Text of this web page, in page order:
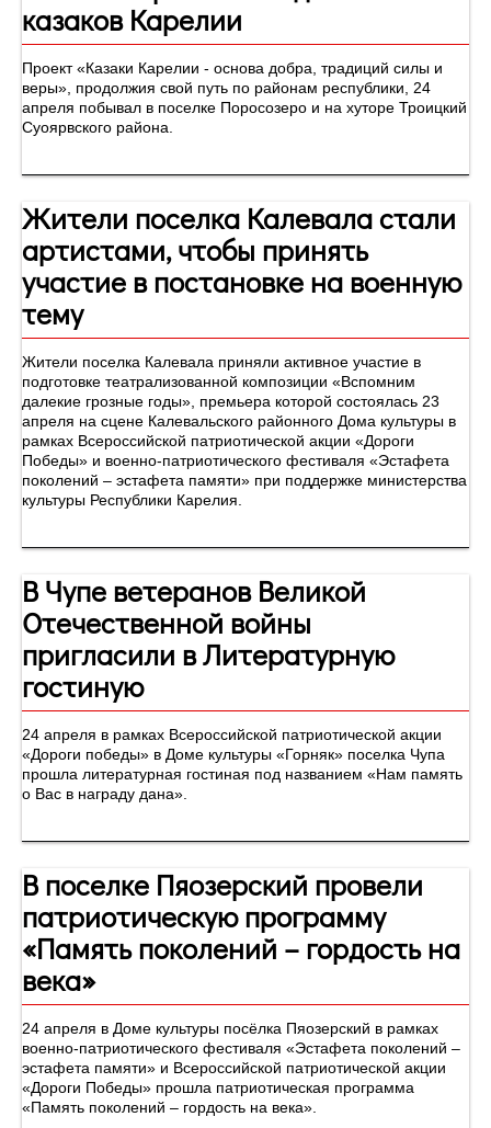
казаков Карелии
Проект «Казаки Карелии - основа добра, традиций силы и
веры», продолжия свой путь по районам республики, 24
апреля побывал в поселке Поросозеро и на хуторе Троицкий
Суоярвского района.
Жители поселка Калевала стали
артистами, чтобы принять
участие в постановке на военную
тему
Жители поселка Калевала приняли активное участие в
подготовке театрализованной композиции «Вспомним
далекие грозные годы», премьера которой состоялась 23
апреля на сцене Калевальского районного Дома культуры в
рамках Всероссийской патриотической акции «Дороги
Победы» и военно-патриотического фестиваля «Эстафета
поколений – эстафета памяти» при поддержке министерства
культуры Республики Карелия.
В Чупе ветеранов Великой
Отечественной войны
пригласили в Литературную
гостиную
24 апреля в рамках Всероссийской патриотической акции
«Дороги победы» в Доме культуры «Горняк» поселка Чупа
прошла литературная гостиная под названием «Нам память
о Вас в награду дана».
В поселке Пяозерский провели
патриотическую программу
«Память поколений – гордость на
века»
24 апреля в Доме культуры посёлка Пяозерский в рамках
военно-патриотического фестиваля «Эстафета поколений –
эстафета памяти» и Всероссийской патриотической акции
«Дороги Победы» прошла патриотическая программа
«Память поколений – гордость на века».